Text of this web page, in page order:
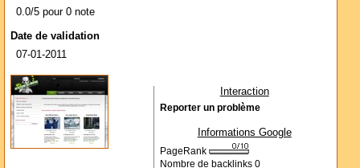
0.0/5 pour 0 note
Date de validation
07-01-2011
Interaction
Reporter un problème
Informations Google
PageRank
Nombre de backlinks 0